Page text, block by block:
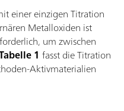
einer einzigen Titration
Metalloxiden ist
um zwischen
1 fasst die Titration
Aktivmaterialien